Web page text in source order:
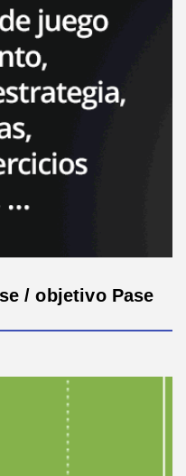
/ objetivo Pase